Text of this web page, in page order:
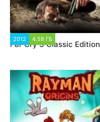
2012 4.58 ГБ
Far Cry 3 Classic Edition